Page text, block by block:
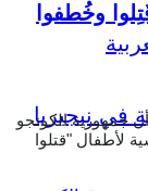
وخُطفوا
جمهورية الكونجو
مستويات قياسية لأطفال "قتلوا